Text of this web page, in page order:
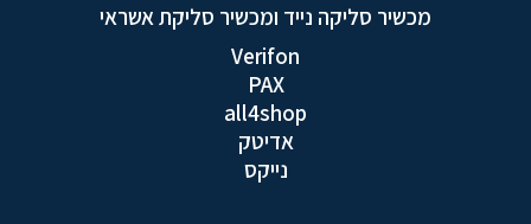
מכשיר סליקה נייד ומכשיר סליקת אשראי
Verifon
PAX
all4shop
אדיטק
נייקס